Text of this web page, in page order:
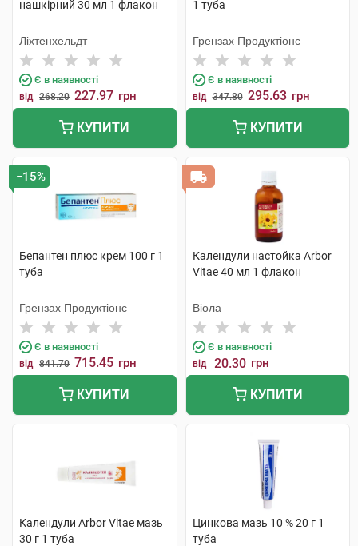
нашкірний 30 мл 1 флакон
Ліхтенхельдт
Є в наявності
від 268.20 227.97 грн
КУПИТИ
1 туба
Грензах Продуктіонс
Є в наявності
від 347.80 295.63 грн
КУПИТИ
−15%
Бепантен плюс крем 100 г 1
туба
Грензах Продуктіонс
Є в наявності
від 841.70 715.45 грн
КУПИТИ
Календули настойка Arbor
Vitae 40 мл 1 флакон
Віола
Є в наявності
від 20.30 грн
КУПИТИ
Календули Arbor Vitae мазь
30 г 1 туба
Цинкова мазь 10 % 20 г 1
туба